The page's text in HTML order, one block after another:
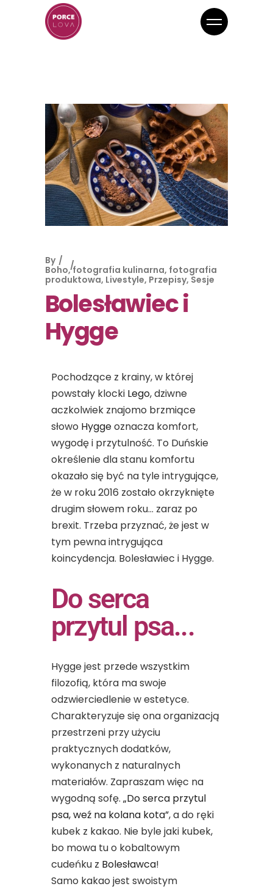
By
Boho,fotografia kulinarna, fotografia
produktowa, Livestyle, Przepisy, Sesje
Bolesławiec i
Hygge
Pochodzące z krainy, w której
powstały klocki Lego, dziwne
aczkolwiek znajomo brzmiące
słowo Hyggeoznacza komfort,
wygodę i przytulność. To Duńskie
określenie dla stanu komfortu
okazało się być na tyle intrygujące,
że w roku 2016 zostało okrzyknięte
drugim słowem roku… zaraz po
brexit. Trzeba przyznać, że jest w
tym pewna intrygująca
koincydencja. Bolesławiec i Hygge.
Do serca
przytul psa...
Hygge jest przede wszystkim
filozofią, która ma swoje
odzwierciedlenie w estetyce.
Charakteryzuje się ona organizacją
przestrzeni przy użyciu
praktycznych dodatków,
wykonanych z naturalnych
materiałów. Zapraszam więc na
wygodną sofę. „Do serca przytul
psa, weź na kolana kota”, a do ręki
kubek z kakao. Nie byle jaki kubek,
bo mowa tu o kobaltowym
cudeńku z Bolesławca!
Samo kakao jest swoistym